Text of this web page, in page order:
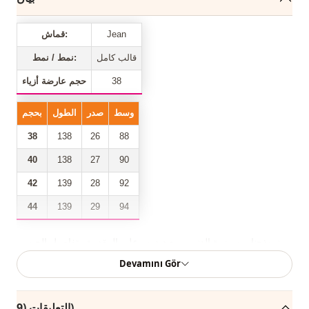
قماش: Jean
نمط / نمط: قالب كامل
حجم عارضة أزياء 38
بحجم الطول صدر وسط
38 138 26 88
40 138 27 90
42 139 28 92
44 139 29 94
وأزرار جانبية وأكتاف قابلة للتعديل ، من بين أكثر موديلات الموسم
Devamını Gör